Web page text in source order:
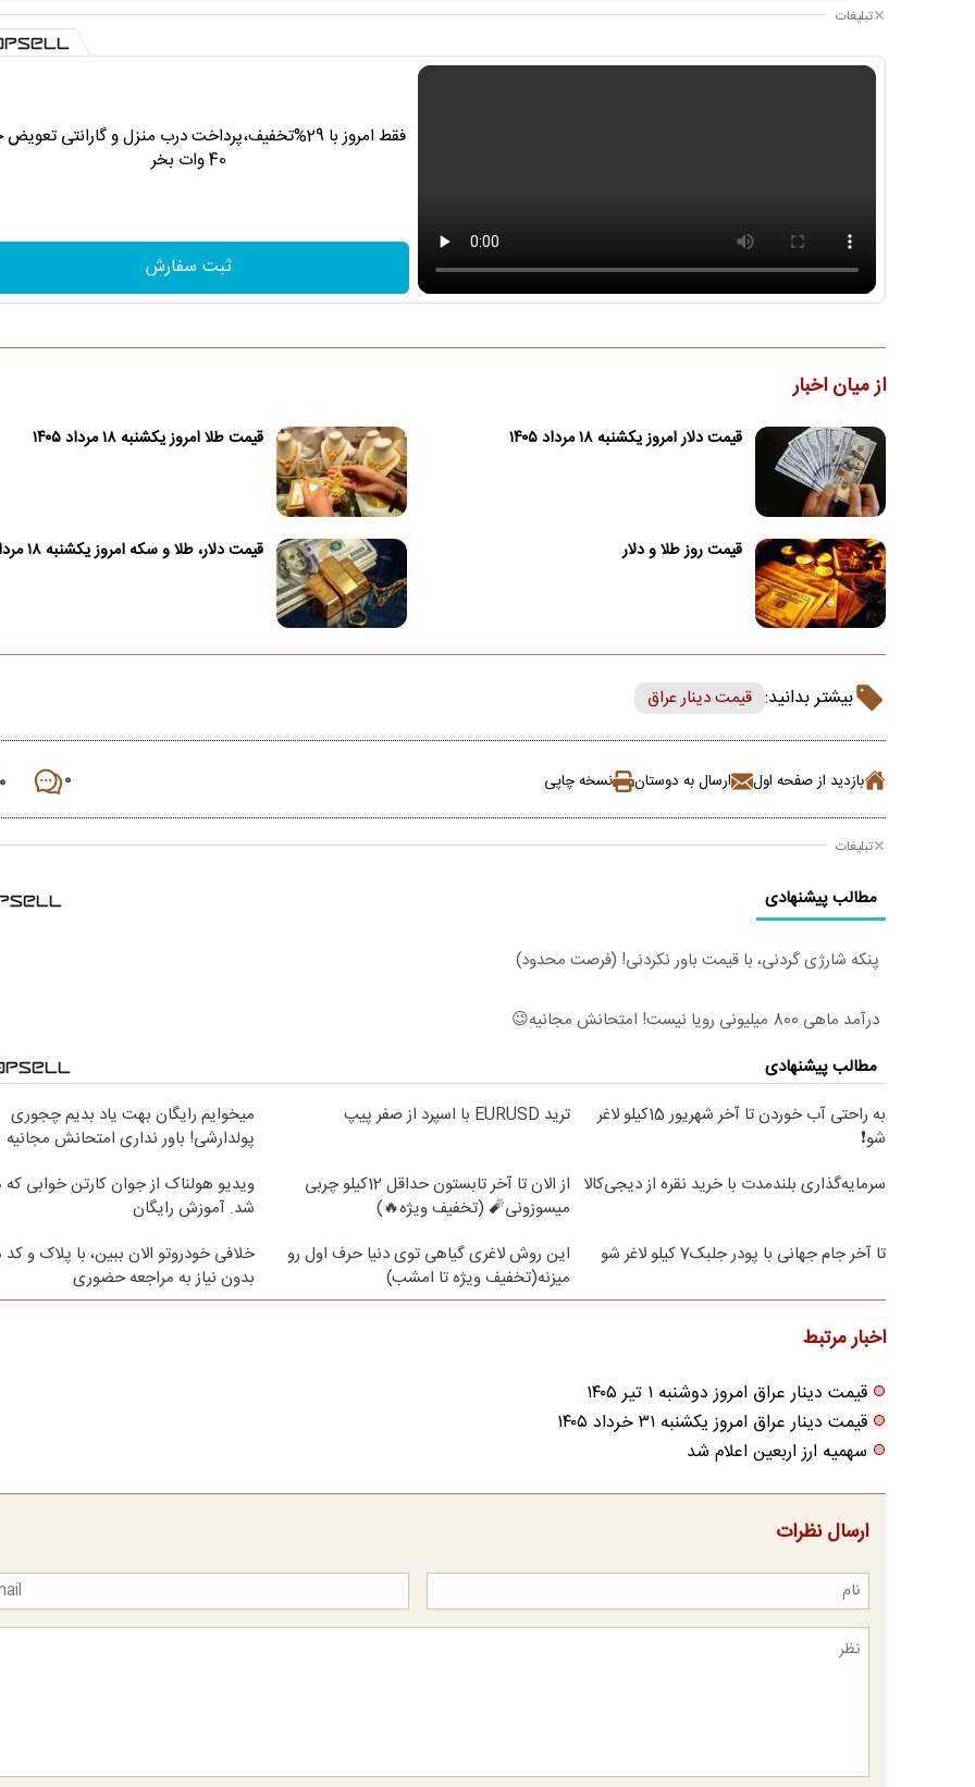
تبلیغات
فقط امروز با 29%تخفیف،پرداخت درب منزل و گارانتی
40 وات بخر
ثبت سفارش
از میان اخبار
قیمت دلار امروز یکشنبه ۱۸ مرداد ۱۴۰۵ قیمت طلا امروز یکشنبه ۱۸ مرداد ۱۴۰۵
قیمت روز طلا و دلار قیمت دلار، طلا و سکه امروز یکشنبه ۱۸ مرداد ۱۴۰۵
بیشتر بدانید: قیمت دینار عراق
بازدید از صفحه اول ارسال به دوستان نسخه چاپی ۰ ۰
تبلیغات
مطالب پیشنهادی
پنکه شارژی گردنی، با قیمت باور نکردنی! (فرصت محدود)
درآمد ماهی 800 میلیونی رویا نیست! امتحانش مجانیه😉
مطالب پیشنهادی
به راحتی آب خوردن تا آخر شهریور 15کیلو لاغر
شو❗
ترید EURUSD با اسپرد از صفر پیپ
میخوایم رایگان بهت یاد بدیم چجوری
پولدارشی! باور نداری امتحانش مجانیه
سرمایه‌گذاری بلندمدت با خرید نقره از دیجی‌کالا
از الان تا آخر تابستون حداقل 12کیلو چربی
میسوزونی🧨 (تخفیف ویژه🔥)
ویدیو هولناک از جوان کارتن خوابی که
شد. آموزش رایگان
تا آخر جام جهانی با پودر جلبک7 کیلو لاغر شو
این روش لاغری گیاهی توی دنیا حرف اول رو
میزنه(تخفیف ویژه تا امشب)
خلافی خودروتو الان ببین، با پلاک و کد
بدون نیاز به مراجعه حضوری
اخبار مرتبط
قیمت دینار عراق امروز دوشنبه ۱ تیر ۱۴۰۵
قیمت دینار عراق امروز یکشنبه ۳۱ خرداد ۱۴۰۵
سهمیه ارز اربعین اعلام شد
ارسال نظرات